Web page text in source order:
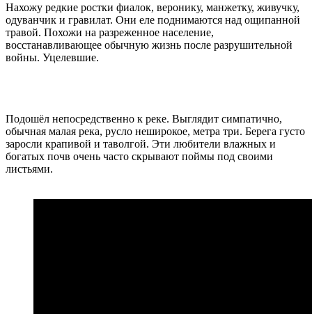
Нахожу редкие ростки фиалок, веронику, манжетку, живучку,
одуванчик и гравилат. Они еле поднимаются над ощипанной
травой. Похожи на разреженное население,
восстанавливающее обычную жизнь после разрушительной
войны. Уцелевшие.
Подошёл непосредственно к реке. Выглядит симпатично,
обычная малая река, русло неширокое, метра три. Берега густо
заросли крапивой и таволгой. Эти любители влажных и
богатых почв очень часто скрывают поймы под своими
листьями.